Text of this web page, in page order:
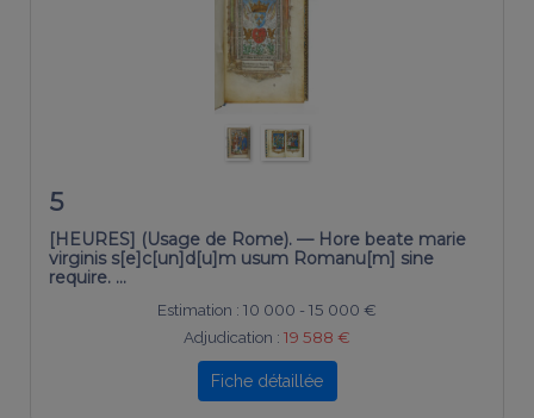
5
[HEURES] (Usage de Rome). — Hore beate marie
virginis s[e]c[un]d[u]m usum Romanu[m] sine
require. …
Estimation : 10 000 - 15 000 €
Adjudication : 19 588 €
Fiche détaillée